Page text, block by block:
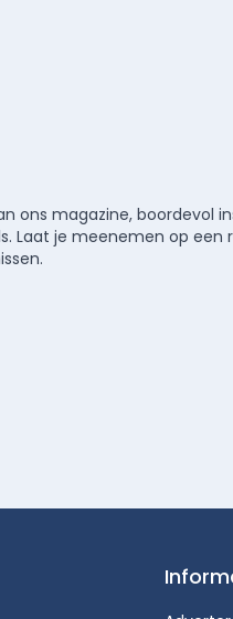
ons magazine, boordevol
Laat je meenemen op